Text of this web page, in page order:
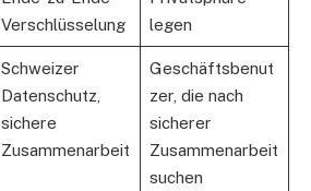
Verschlüsselung
legen
Schweizer
Datenschutz,
sichere
Zusammenarbeit
Geschäftsbenut
zer, die nach
sicherer
Zusammenarbeit
suchen